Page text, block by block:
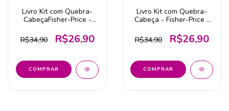
Livro Kit com Quebra-
CabeçaFisher-Price -
R$34,90
R$26,90
Livro Kit com Quebra-
Cabeça - Fisher-Price -
R$34,90
R$26,90